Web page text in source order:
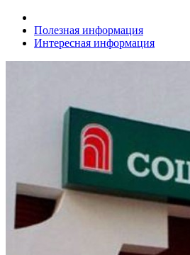
Полезная информация
Интересная информация